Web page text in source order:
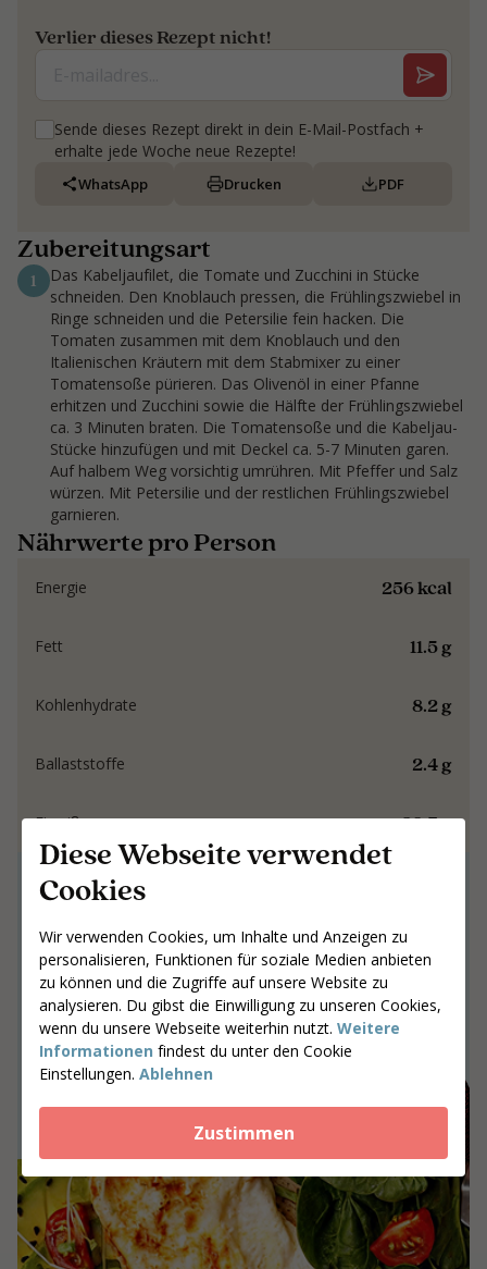
Diese Webseite verwendet
Cookies
Wir verwenden Cookies, um Inhalte und Anzeigen zu
personalisieren, Funktionen für soziale Medien anbieten
zu können und die Zugriffe auf unsere Website zu
analysieren. Du gibst die Einwilligung zu unseren Cookies,
wenn du unsere Webseite weiterhin nutzt. Weitere
Informationen findest du unter den Cookie
Einstellungen. Ablehnen
Zustimmen
Verlier dieses Rezept nicht!
Sende dieses Rezept direkt in dein E-Mail-Postfach +
erhalte jede Woche neue Rezepte!
WhatsApp Drucken PDF
Zubereitungsart
1
Das Kabeljaufilet, die Tomate und Zucchini in Stücke
schneiden. Den Knoblauch pressen, die Frühlingszwiebel in
Ringe schneiden und die Petersilie fein hacken. Die
Tomaten zusammen mit dem Knoblauch und den
Italienischen Kräutern mit dem Stabmixer zu einer
Tomatensoße pürieren. Das Olivenöl in einer Pfanne
erhitzen und Zucchini sowie die Hälfte der Frühlingszwiebel
ca. 3 Minuten braten. Die Tomatensoße und die Kabeljau-
Stücke hinzufügen und mit Deckel ca. 5-7 Minuten garen.
Auf halbem Weg vorsichtig umrühren. Mit Pfeffer und Salz
würzen. Mit Petersilie und der restlichen Frühlingszwiebel
garnieren.
Nährwerte pro Person
256 kcal
Energie
11.5 g
Fett
8.2 g
Kohlenhydrate
2.4 g
Ballaststoffe
28.7 g
Eiweiß
Gemeinsam an
Ergebnissen arbeiten,
die bleiben
Gemeinsam an Ergebnissen arbeiten,
die bleiben
Gib deine Postleitzahl ein